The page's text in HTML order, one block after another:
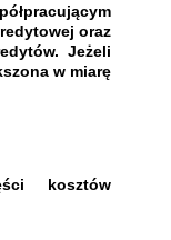
oraz
Jeżeli
w miarę
kosztów